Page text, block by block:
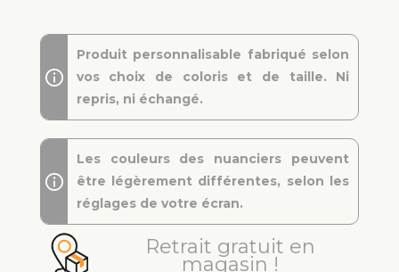
Produit personnalisable fabriqué selon
vos choix de coloris et de taille. Ni
repris, ni échangé.
Les couleurs des nuanciers peuvent
être légèrement différentes, selon les
réglages de votre écran.
Retrait gratuit en
magasin !